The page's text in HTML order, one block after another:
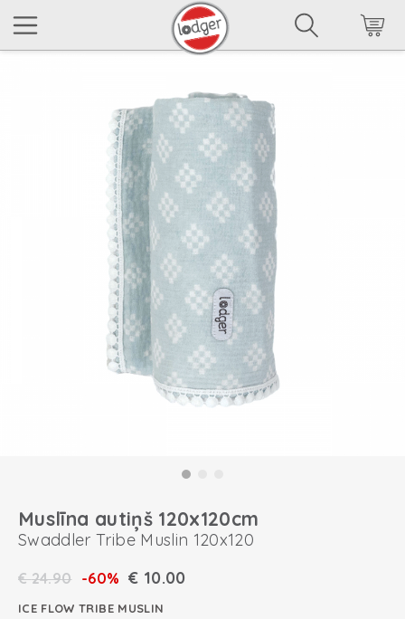
Muslīna autiņš 120x120cm
Swaddler Tribe Muslin 120x120
€24.90 -60% € 10.00
ICE FLOW TRIBE MUSLIN